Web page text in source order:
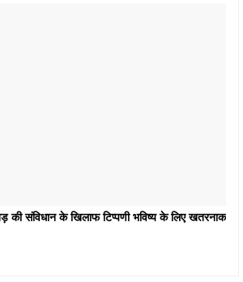
की संविधान के खिलाफ टिप्पणी भविष्य के लिए खतरनाक